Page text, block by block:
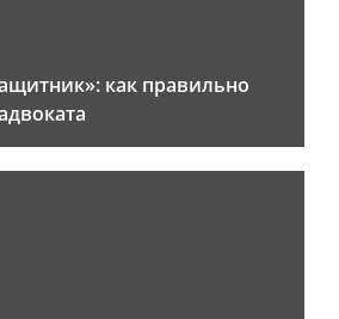
как правильно